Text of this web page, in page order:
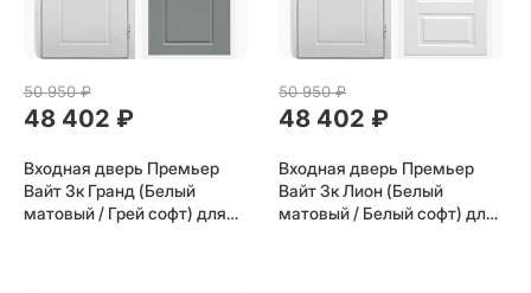
50 950 ₽
48 402 ₽
Входная дверь Премьер
Вайт 3к Гранд (Белый
матовый / Грей софт) для
50 950 ₽
48 402 ₽
Входная дверь Премьер
Вайт 3к Лион (Белый
матовый / Белый софт) для